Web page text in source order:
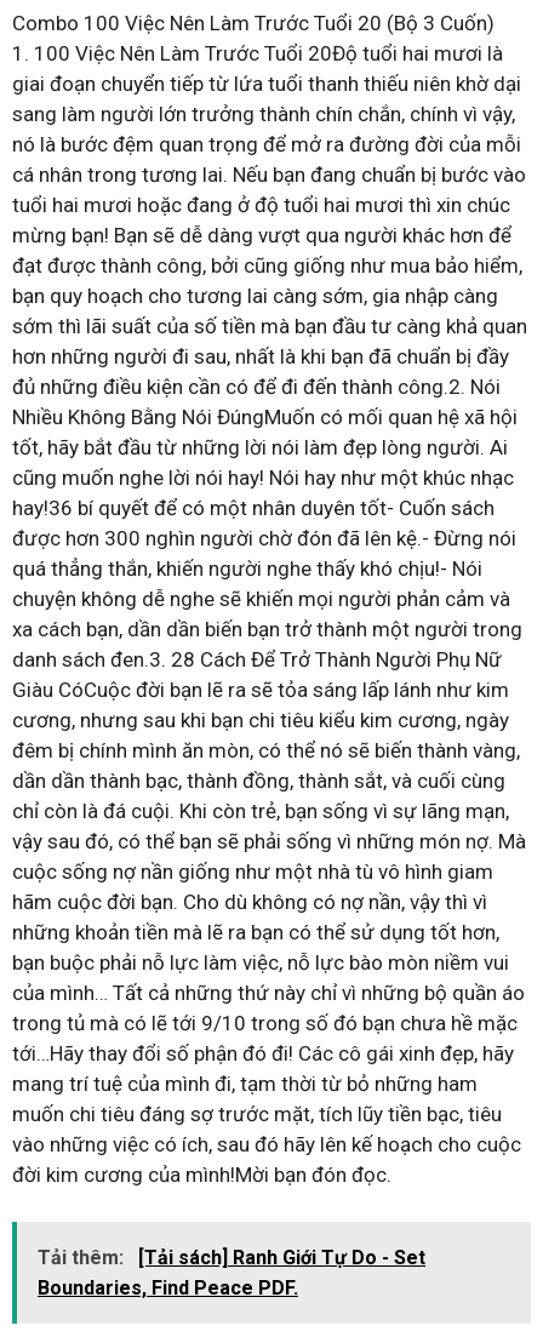
Combo 100 Việc Nên Làm Trước Tuổi 20 (Bộ 3 Cuốn)
1. 100 Việc Nên Làm Trước Tuổi 20Độ tuổi hai mươi là
giai đoạn chuyển tiếp từ lứa tuổi thanh thiếu niên khờ dại
sang làm người lớn trưởng thành chín chắn, chính vì vậy,
nó là bước đệm quan trọng để mở ra đường đời của mỗi
cá nhân trong tương lai. Nếu bạn đang chuẩn bị bước vào
tuổi hai mươi hoặc đang ở độ tuổi hai mươi thì xin chúc
mừng bạn! Bạn sẽ dễ dàng vượt qua người khác hơn để
đạt được thành công, bởi cũng giống như mua bảo hiểm,
bạn quy hoạch cho tương lai càng sớm, gia nhập càng
sớm thì lãi suất của số tiền mà bạn đầu tư càng khả quan
hơn những người đi sau, nhất là khi bạn đã chuẩn bị đầy
đủ những điều kiện cần có để đi đến thành công.2. Nói
Nhiều Không Bằng Nói ĐúngMuốn có mối quan hệ xã hội
tốt, hãy bắt đầu từ những lời nói làm đẹp lòng người. Ai
cũng muốn nghe lời nói hay! Nói hay như một khúc nhạc
hay!36 bí quyết để có một nhân duyên tốt- Cuốn sách
được hơn 300 nghìn người chờ đón đã lên kệ.- Đừng nói
quá thẳng thắn, khiến người nghe thấy khó chịu!- Nói
chuyện không dễ nghe sẽ khiến mọi người phản cảm và
xa cách bạn, dần dần biến bạn trở thành một người trong
danh sách đen.3. 28 Cách Để Trở Thành Người Phụ Nữ
Giàu CóCuộc đời bạn lẽ ra sẽ tỏa sáng lấp lánh như kim
cương, nhưng sau khi bạn chi tiêu kiểu kim cương, ngày
đêm bị chính mình ăn mòn, có thể nó sẽ biến thành vàng,
dần dần thành bạc, thành đồng, thành sắt, và cuối cùng
chỉ còn là đá cuội. Khi còn trẻ, bạn sống vì sự lãng mạn,
vậy sau đó, có thể bạn sẽ phải sống vì những món nợ. Mà
cuộc sống nợ nần giống như một nhà tù vô hình giam
hãm cuộc đời bạn. Cho dù không có nợ nần, vậy thì vì
những khoản tiền mà lẽ ra bạn có thể sử dụng tốt hơn,
bạn buộc phải nỗ lực làm việc, nỗ lực bào mòn niềm vui
của mình… Tất cả những thứ này chỉ vì những bộ quần áo
trong tủ mà có lẽ tới 9/10 trong số đó bạn chưa hề mặc
tới…Hãy thay đổi số phận đó đi! Các cô gái xinh đẹp, hãy
mang trí tuệ của mình đi, tạm thời từ bỏ những ham
muốn chi tiêu đáng sợ trước mặt, tích lũy tiền bạc, tiêu
vào những việc có ích, sau đó hãy lên kế hoạch cho cuộc
đời kim cương của mình!Mời bạn đón đọc.
Tải thêm:
[Tải sách] Ranh Giới Tự Do - Set
Boundaries, Find Peace PDF.